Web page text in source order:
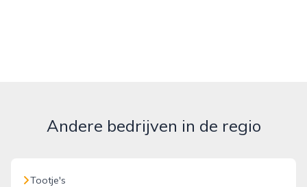
Andere bedrijven in de regio
Tootje's